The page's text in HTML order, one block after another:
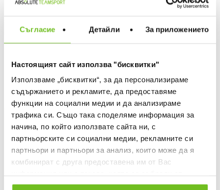
Съгласие Детайли За приложението
Настоящият сайт използва "бисквитки"
Използваме „бисквитки“, за да персонализираме
съдържанието и рекламите, да предоставяме
функции на социални медии и да анализираме
трафика си. Също така споделяме информация за
начина, по който използвате сайта ни, с
партньорските си социални медии, рекламните си
партньори и партньори за анализ, които може да я
комбинират с друга предоставена им от Вас
ползването от Ваша страна на услугите им.
NIKE
Текуща цена:56,00 BGN
Regular price:
40,90 €Regular price
Текуща цена:
40,90 €(-30%)The lowest price
OFFER